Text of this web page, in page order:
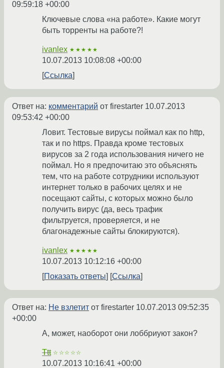
09:59:18 +00:00
Ключевые слова «на работе». Какие могут
быть торренты на работе?!
ivanlex ★★★★★
10.07.2013 10:08:08 +00:00
Ссылка
Ответ на: комментарий от firestarter 10.07.2013
09:53:42 +00:00
Ловит. Тестовые вирусы поймал как по http,
так и по https. Правда кроме тестовых
вирусов за 2 года использования ничего не
поймал. Но я предпочитаю это объяснять
тем, что на работе сотрудники используют
интернет только в рабочих целях и не
посещают сайты, с которых можно было
получить вирус (да, весь трафик
фильтруется, проверяется, и не
благонадежные сайты блокируются).
ivanlex ★★★★★
10.07.2013 10:12:16 +00:00
Показать ответы
Ссылка
Ответ на: Не взлетит от firestarter 10.07.2013 09:52:35
+00:00
А, может, наоборот они лоббриуют закон?
Ttt ☆☆☆☆☆
10.07.2013 10:16:41 +00:00